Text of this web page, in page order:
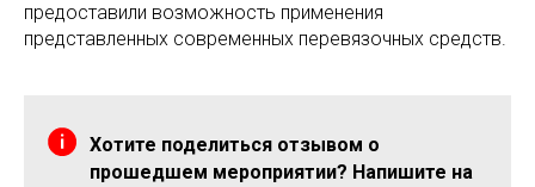
предоставили возможность применения
представленных современных перевязочных средств.
Хотите поделиться отзывом о
прошедшем мероприятии? Напишите на